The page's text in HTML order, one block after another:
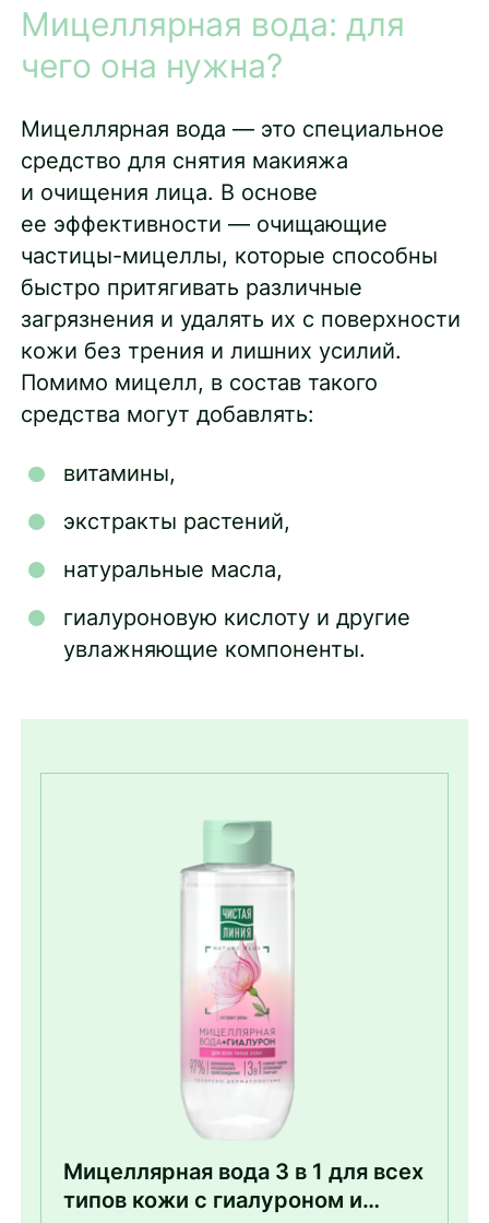
Мицеллярная вода: для
чего она нужна?
Мицеллярная вода — это специальное
средство для снятия макияжа
и очищения лица. В основе
ее эффективности — очищающие
частицы-мицеллы, которые способны
быстро притягивать различные
загрязнения и удалять их с поверхности
кожи без трения и лишних усилий.
Помимо мицелл, в состав такого
средства могут добавлять:
витамины,
экстракты растений,
натуральные масла,
гиалуроновую кислоту и другие
увлажняющие компоненты.
Мицеллярная вода 3 в 1 для всех
типов кожи с гиалуроном и